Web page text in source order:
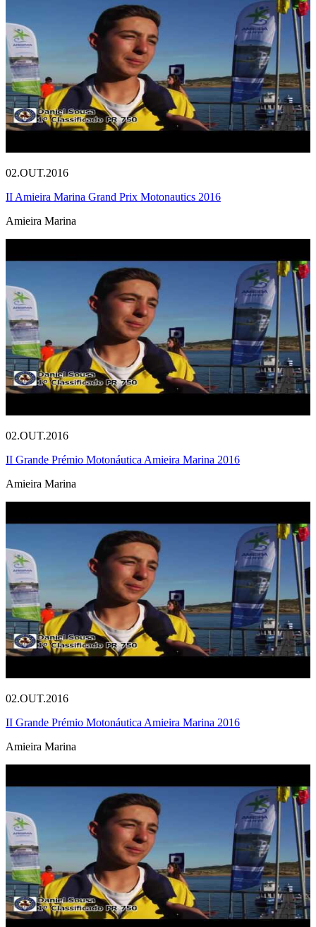
02.OUT.2016
II Amieira Marina Grand Prix Motonautics 2016
Amieira Marina
02.OUT.2016
II Grande Prémio Motonáutica Amieira Marina 2016
Amieira Marina
02.OUT.2016
II Grande Prémio Motonáutica Amieira Marina 2016
Amieira Marina